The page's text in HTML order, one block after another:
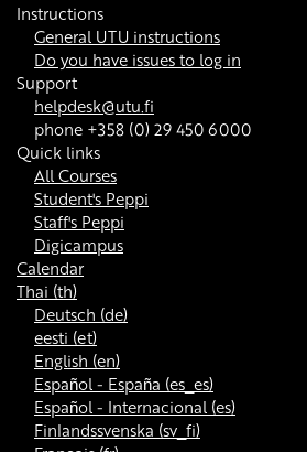
Instructions
General UTU instructions
Do you have issues to log in
Support
helpdesk@utu.fi
phone +358 (0) 29 450 6000
Quick links
All Courses
Student's Peppi
Staff's Peppi
Digicampus
Calendar
Thai ‎(th)‎
Deutsch ‎(de)‎
eesti ‎(et)‎
English ‎(en)‎
Español - España ‎(es_es)‎
Español - Internacional ‎(es)‎
Finlandssvenska ‎(sv_fi)‎